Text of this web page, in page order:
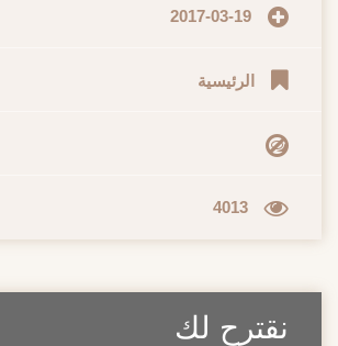
2017-03-19
الرئيسية
4013
لك